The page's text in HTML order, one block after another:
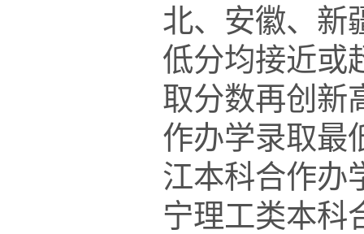
北、安徽、新
低分均接近或
取分数再创新
作办学录取最
江本科合作办
宁理工类本科